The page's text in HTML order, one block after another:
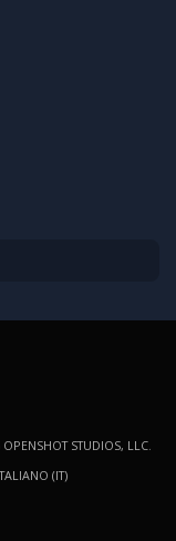
OPENSHOT STUDIOS, LLC
(IT)